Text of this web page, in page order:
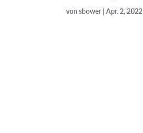
vonsbower |Apr. 2, 2022